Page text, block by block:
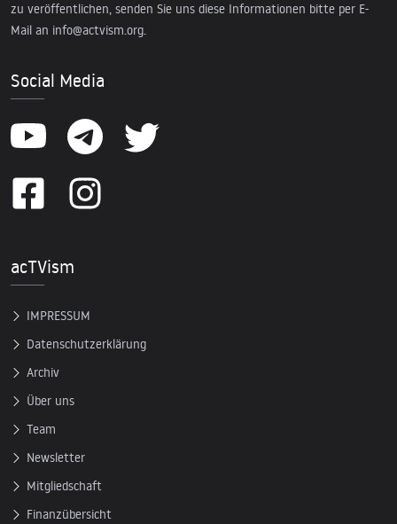
zu veröffentlichen, senden Sie uns diese Informationen bitte per E-
Mail an info@actvism.org.
Social Media
acTVism
IMPRESSUM
Datenschutzerklärung
Archiv
Über uns
Team
Newsletter
Mitgliedschaft
Finanzübersicht